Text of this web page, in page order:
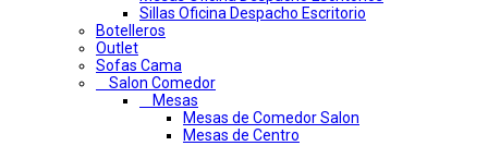
Sillas Oficina Despacho Escritorio
Botelleros
Outlet
Sofas Cama
Salon Comedor
Mesas
Mesas de Comedor Salon
Mesas de Centro